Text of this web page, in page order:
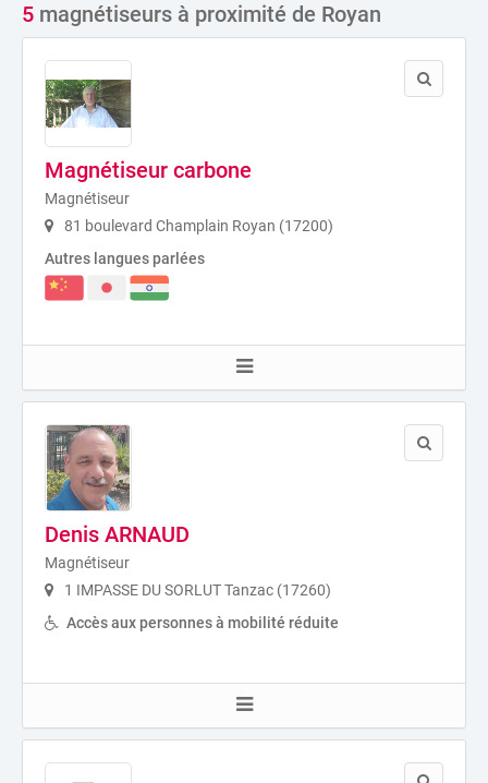
5 magnétiseurs à proximité de Royan
Magnétiseur carbone
Magnétiseur
81 boulevard Champlain Royan (17200)
Autres langues parlées
Denis ARNAUD
Magnétiseur
1 IMPASSE DU SORLUT Tanzac (17260)
Accès aux personnes à mobilité réduite